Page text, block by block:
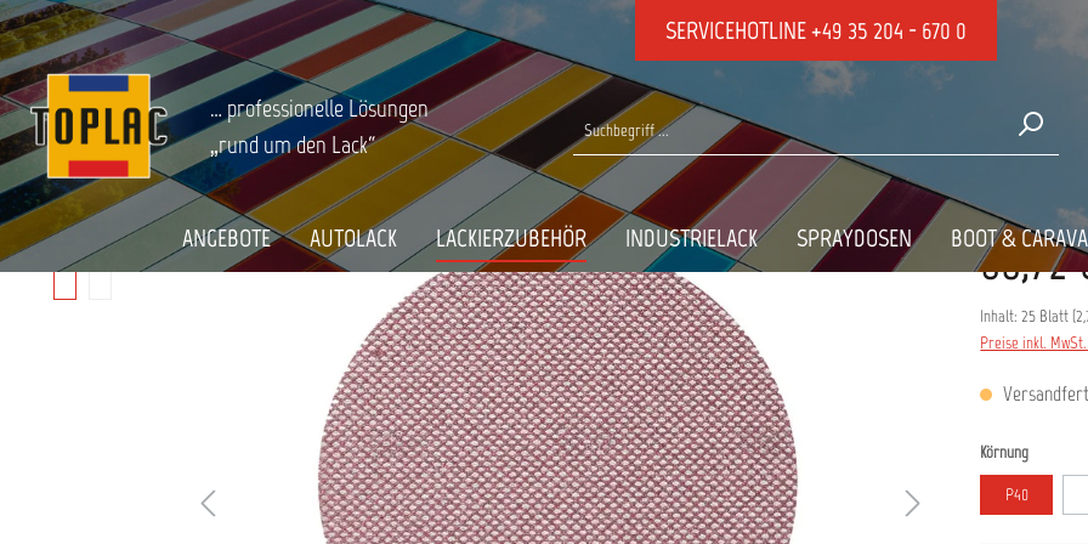
Zur Hauptnavigation springen SERVICEHOTLINE+49 35 204 - 670 0
… professionelle Lösungen
„rund um den Lack“
ANGEBOTE AUTOLACK LACKIERZUBEHÖR INDUSTRIELACK SPRAYDOSEN BOOT &
Startseite LACKIERZUBEHÖR Schleifen Schleifmittel Scheiben D125 mm
MIRKA ABRANET ACE HD 125MM P40-P80
Bildergalerie überspringen
68,72
Inhalt:25 Blatt (
Preise inkl.
Körnungauswählen
P40